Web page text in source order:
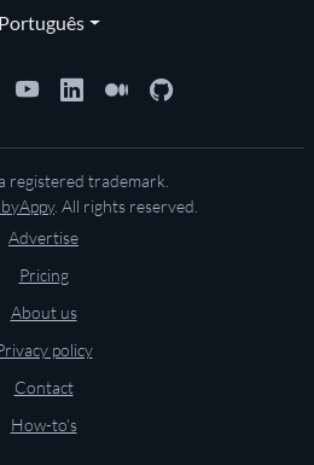
registered trademark.
. All rights reserved.
Advertise
Pricing
About us
policy
Contact
How-to's